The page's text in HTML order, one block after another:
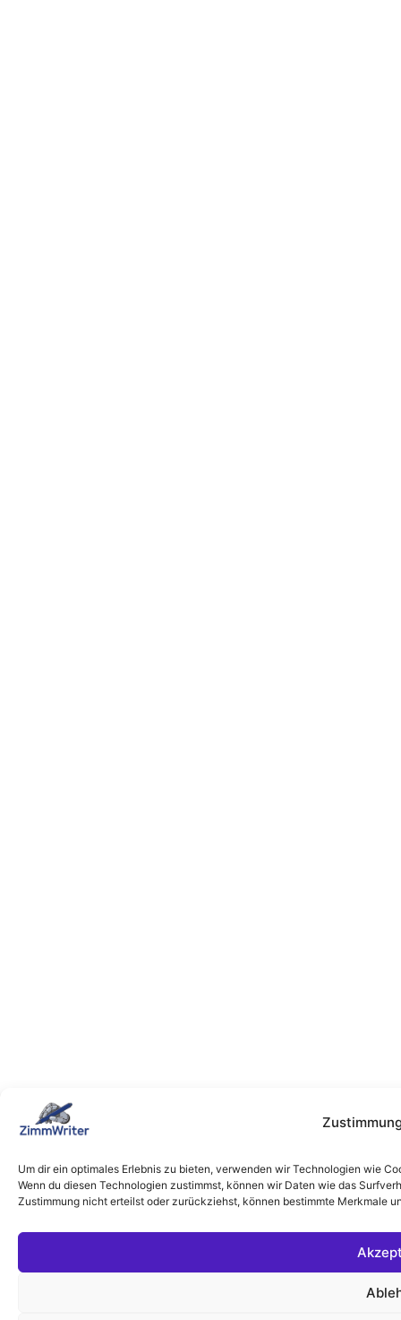
Um dir ein optimales Erlebnis zu bieten, verwenden wir Technologien wie
Wenn du diesen Technologien zustimmst, können wir Daten wie das
Zustimmung nicht erteilst oder zurückziehst, können bestimmte Merkmale